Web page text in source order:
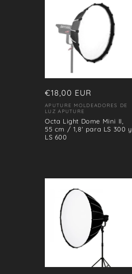
Precio
habitual
€18,00 EUR
Proveedor:
APUTURE MOLDEADORES DE
LUZ APUTURE
Octa Light Dome Mini II,
55 cm / 1,8' para LS 300 y
LS 600